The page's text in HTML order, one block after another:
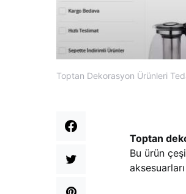
Toptan Dekorasyon Ürünleri
Toptan
Bu ürün